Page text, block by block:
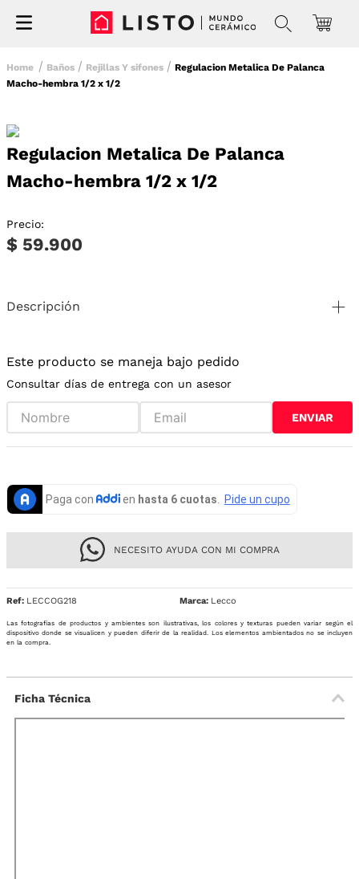
Baños Rejillas Y sifones
Regulacion Metalica De Palanca
Macho-hembra 1/2 x 1/2
Regulacion Metalica De Palanca
Macho-hembra 1/2 x 1/2
Precio:
$ 59.900
Descripción
Este producto se maneja bajo pedido
Consultar días de entrega con un asesor
ENVIAR
NECESITO AYUDA CON MI COMPRA
Ref: LECCOG218 Lecco
Las fotografías de productos y ambientes son ilustrativas, los colores y texturas pueden variar según el
dispositivo donde se visualicen y pueden diferir de la realidad. Los elementos ambientados no se incluyen
en la compra.
Ficha Técnica